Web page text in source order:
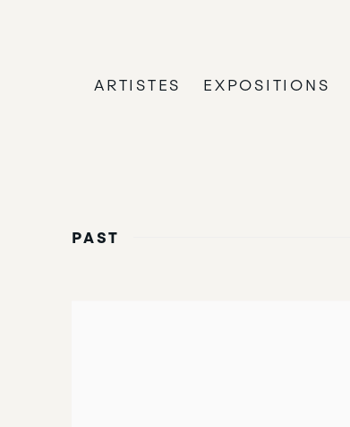
ARTISTES EXPOSITIONS
PAST